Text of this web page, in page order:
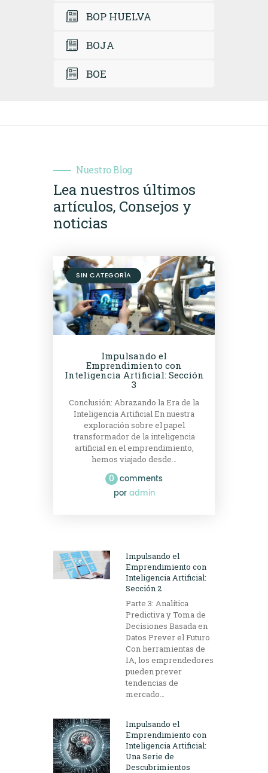
BOP HUELVA
BOJA
BOE
Nuestro Blog
Lea nuestros últimos
artículos, Consejos y
noticias
SIN CATEGORÍA
Impulsando el
Emprendimiento con
Inteligencia Artificial: Sección
3
Conclusión: Abrazando la Era de la
Inteligencia Artificial En nuestra
exploración sobre el papel
transformador de la inteligencia
artificial en el emprendimiento,
hemos viajado desde…
0 comments
poradmin
Impulsando el
Emprendimiento con
Inteligencia Artificial:
Sección 2
Parte 3: Analítica
Predictiva y Toma de
Decisiones Basada en
Datos Prever el Futuro
Con herramientas de
IA, los emprendedores
pueden prever
tendencias de
mercado…
Impulsando el
Emprendimiento con
Inteligencia Artificial:
Una Serie de
Descubrimientos